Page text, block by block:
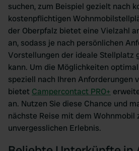
suchen, zum Beispiel gezielt nach
kostenpflichtigen
der Oberpfalz bietet eine Vielzahl
an, sodass je nach persönlichen
Vorstellungen der ideale Stellplatz
kann. Um die Möglichkeiten
speziell nach Ihren Anforderungen
bietet Campercontact PRO+
an. Nutzen Sie diese Chance und
nächste Reise mit dem Wohnmobil
unvergesslichen Erlebnis.